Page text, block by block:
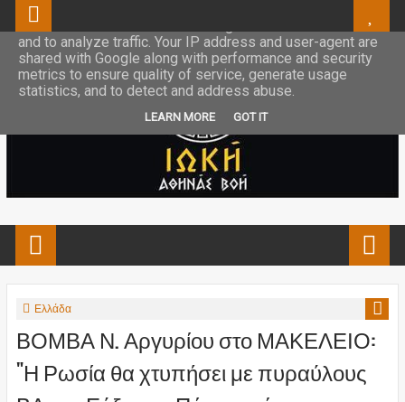
Ελλάδα
ΒΟΜΒΑ Ν. Αργυρίου στο ΜΑΚΕΛΕΙΟ:
"Η Ρωσία θα χτυπήσει με πυραύλους
This site uses cookies from Google to deliver its services
and to analyze traffic. Your IP address and user-agent are
shared with Google along with performance and security
metrics to ensure quality of service, generate usage
statistics, and to detect and address abuse.
LEARN MORE GOT IT